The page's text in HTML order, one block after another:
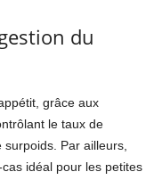
du
grâce aux
le taux de
Par ailleurs,
idéal pour les petites